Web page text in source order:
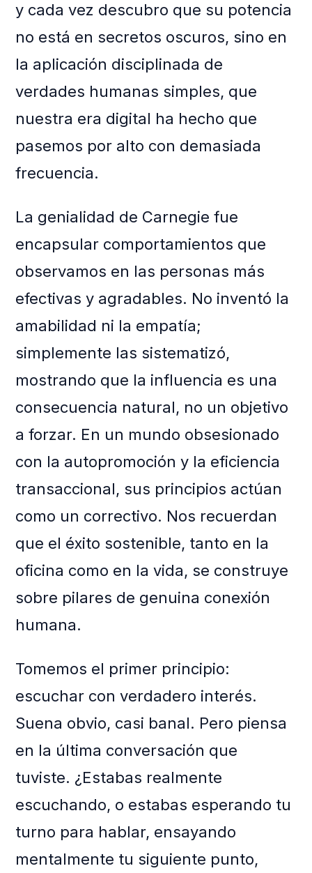
y cada vez descubro que su potencia
no está en secretos oscuros, sino en
la aplicación disciplinada de
verdades humanas simples, que
nuestra era digital ha hecho que
pasemos por alto con demasiada
frecuencia.
La genialidad de Carnegie fue
encapsular comportamientos que
observamos en las personas más
efectivas y agradables. No inventó la
amabilidad ni la empatía;
simplemente las sistematizó,
mostrando que la influencia es una
consecuencia natural, no un objetivo
a forzar. En un mundo obsesionado
con la autopromoción y la eficiencia
transaccional, sus principios actúan
como un correctivo. Nos recuerdan
que el éxito sostenible, tanto en la
oficina como en la vida, se construye
sobre pilares de genuina conexión
humana.
Tomemos el primer principio:
escuchar con verdadero interés.
Suena obvio, casi banal. Pero piensa
en la última conversación que
tuviste. ¿Estabas realmente
escuchando, o estabas esperando tu
turno para hablar, ensayando
mentalmente tu siguiente punto,